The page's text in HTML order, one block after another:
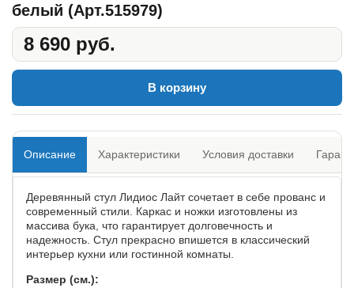
белый (Арт.515979)
8 690 руб.
В корзину
Описание Характеристики Условия доставки
Деревянный стул Лидиос Лайт сочетает в себе прованс и
современный стили. Каркас и ножки изготовлены из
массива бука, что гарантирует долговечность и
надежность. Стул прекрасно впишется в классический
интерьер кухни или гостинной комнаты.
Размер (см.):